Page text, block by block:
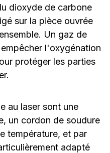
dioxyde de carbone
sur la pièce ouvrée
Un gaz de
l'oxygénation
protéger les parties
au laser sont une
un cordon de soudure
température, et par
adapté